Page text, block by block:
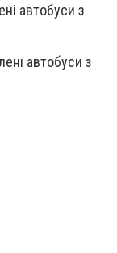
автобуси з
автобуси з